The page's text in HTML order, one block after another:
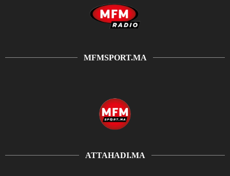
MFMSPORT.MA
ATTAHADI.MA